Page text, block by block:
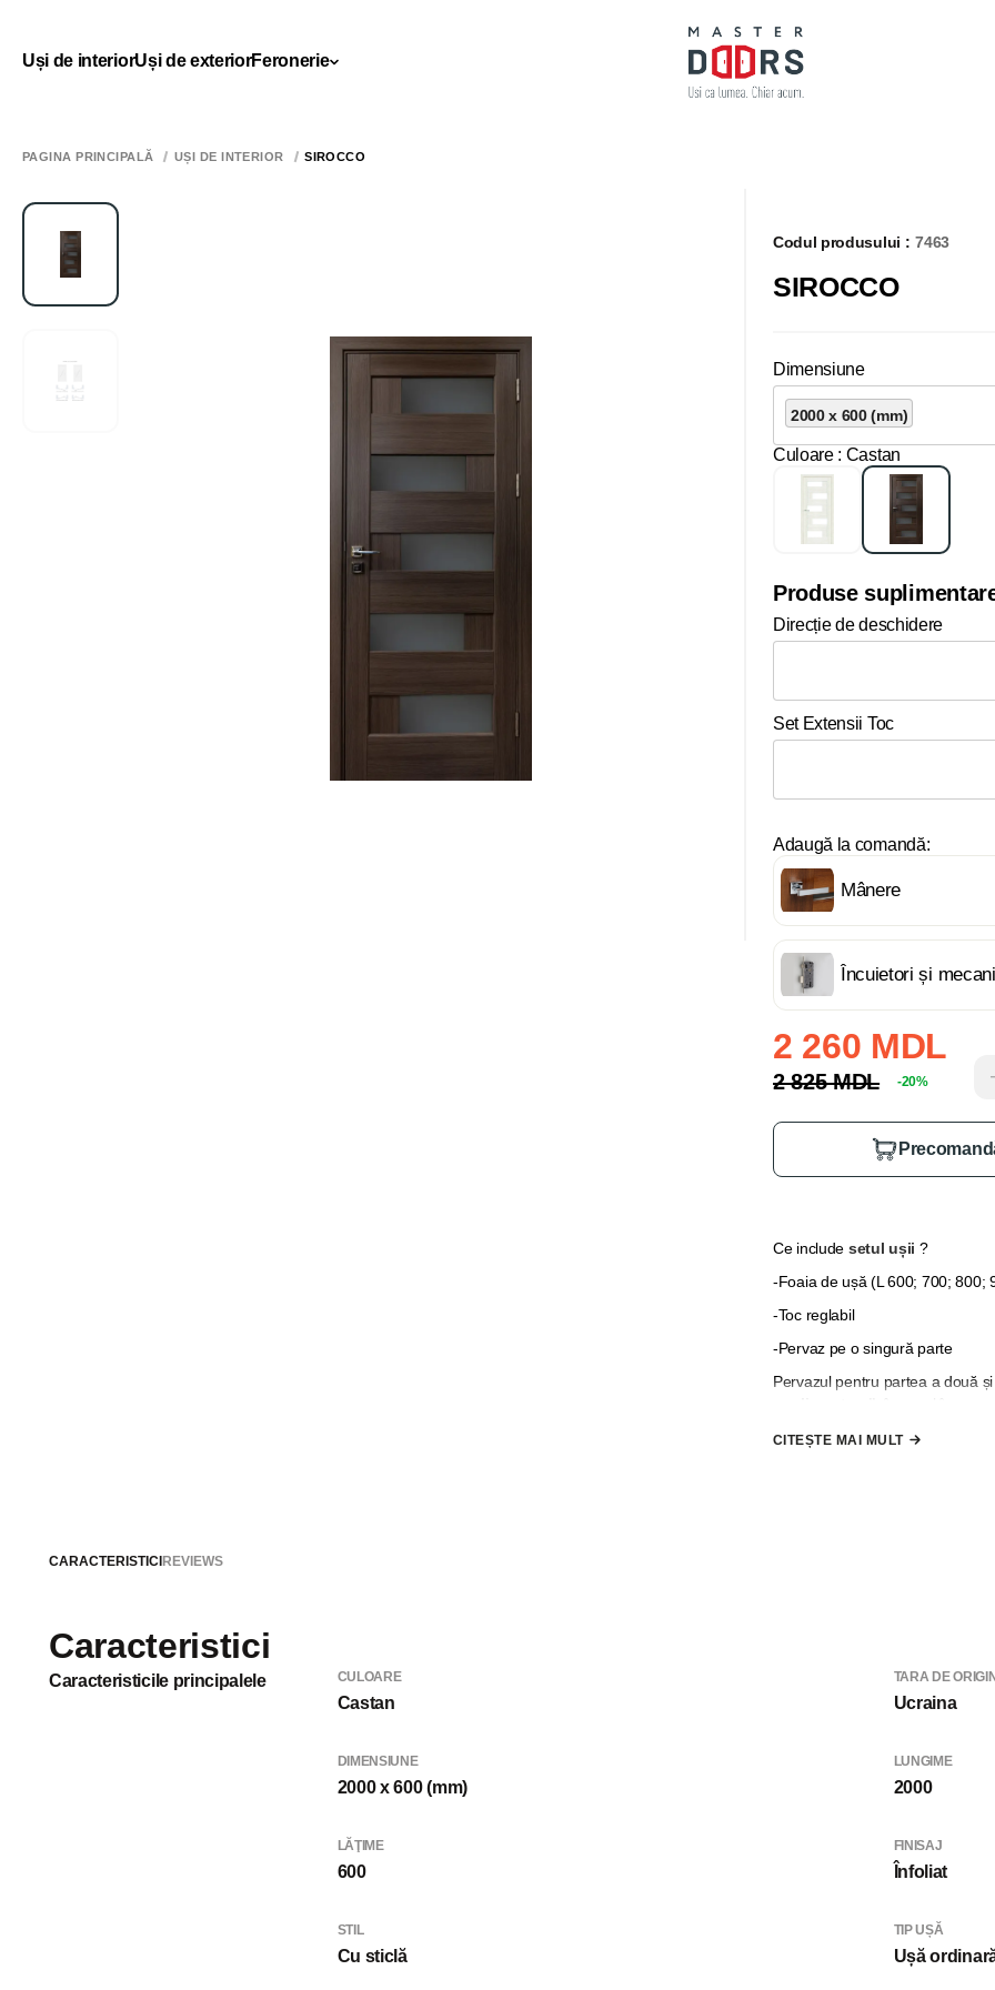
Uși de interiorUși de exteriorFeronerie
PAGINA PRINCIPALĂ UȘI DE INTERIOR SIROCCO
Codul produsului : 7463
SIROCCO
Dimensiune
2000 x 600 (mm)
Culoare : Castan
Produse
Direcție de deschidere
Set Extensii Toc
Adaugă la comandă:
Mânere
Încuietori și
2 260 MDL
2 825 MDL -20%
Ce include setul ușii ?
-Foaia de ușă (L 600; 700; 800;
-Toc reglabil
-Pervaz pe o singură parte
Pervazul pentru partea a două
*Nu se include mâner,
CITEȘTE MAI MULT
CARACTERISTICIREVIEWS
Caracteristici
Caracteristicile principalele CULOARE
Castan
TARA DE
Ucraina
DIMENSIUNE
2000 x 600 (mm)
LUNGIME
2000
LĂŢIME
600
FINISAJ
Înfoliat
STIL
Cu sticlă
TIP UȘĂ
Ușă